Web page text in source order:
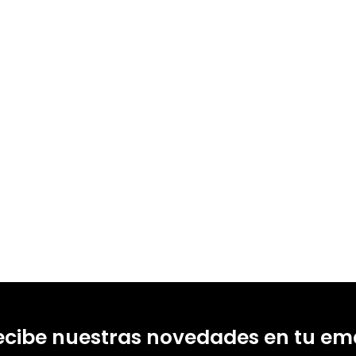
nuestras novedades en tu